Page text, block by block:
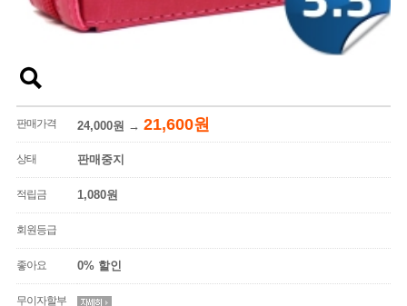
판매가격 24,000원 → 21,600원
상태 판매중지
적립금 1,080원
회원등급
좋아요 0% 할인
무이자할부